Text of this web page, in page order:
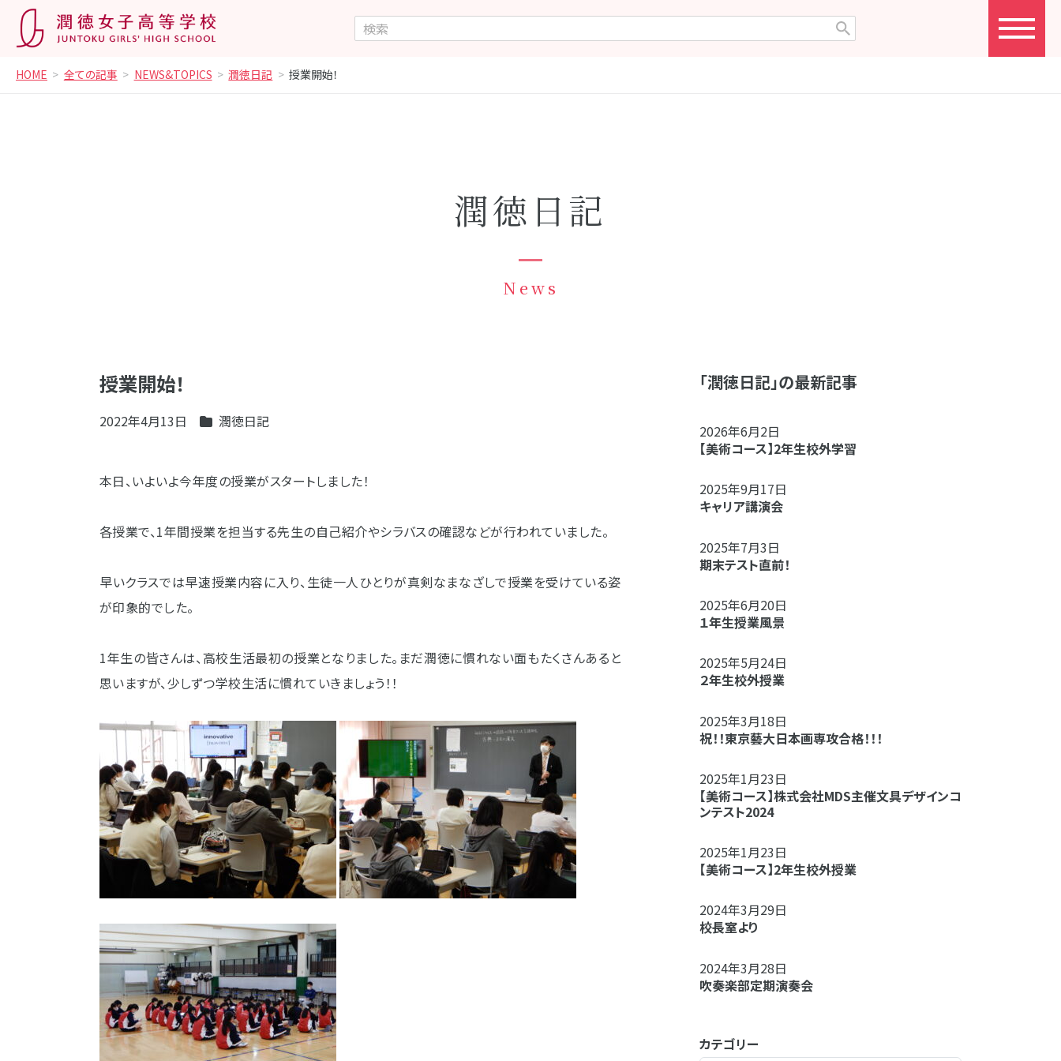
HOME 全ての記事 NEWS&TOPICS 潤徳日記 授業開始！
潤徳日記
News
授業開始！
2022年4月13日 潤徳日記
本日、いよいよ今年度の授業がスタートしました！
各授業で、1年間授業を担当する先生の自己紹介やシラバスの確認などが行われていました。
早いクラスでは早速授業内容に入り、生徒一人ひとりが真剣なまなざしで授業を受けている姿
が印象的でした。
1年生の皆さんは、高校生活最初の授業となりました。まだ潤徳に慣れない面もたくさんあると
思いますが、少しずつ学校生活に慣れていきましょう！！
「潤徳日記」の最新記事
2026年6月2日
【美術コース】2年生校外学習
2025年9月17日
キャリア講演会
2025年7月3日
期末テスト直前！
2025年6月20日
１年生授業風景
2025年5月24日
２年生校外授業
2025年3月18日
祝！！東京藝大日本画専攻合格！！！
2025年1月23日
【美術コース】株式会社MDS主催文具デザインコ
ンテスト2024
2025年1月23日
【美術コース】2年生校外授業
2024年3月29日
校長室より
2024年3月28日
吹奏楽部定期演奏会
カテゴリー